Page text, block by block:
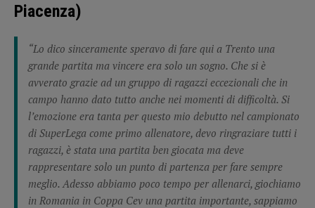
Piacenza)
“Lo dico sinceramente speravo di fare qui a Trento una
grande partita ma vincere era solo un sogno. Che si è
avverato grazie ad un gruppo di ragazzi eccezionali che in
campo hanno dato tutto anche nei momenti di difficoltà. Si
l’emozione era tanta per questo mio debutto nel campionato
di SuperLega come primo allenatore, devo ringraziare tutti i
ragazzi, è stata una partita ben giocata ma deve
rappresentare solo un punto di partenza per fare sempre
meglio. Adesso abbiamo poco tempo per allenarci, giochiamo
in Romania in Coppa Cev una partita importante, sappiamo